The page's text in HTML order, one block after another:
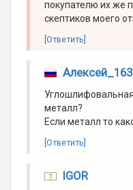
покупателю их же
скептиков моего
[Ответить]
Алексей_163
металл?
Если металл то
[Ответить]
IGOR